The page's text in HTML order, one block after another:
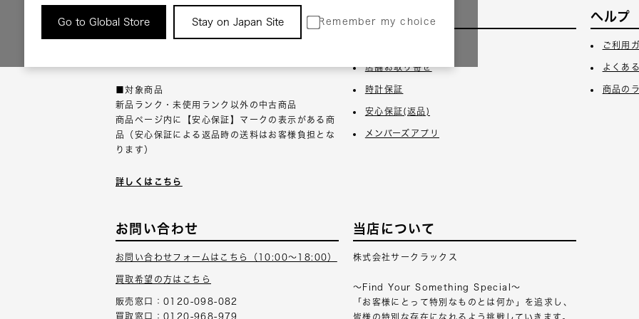
Go to Global Store Stay on Japan Site Remember my choice
返品について
■対象商品
新品ランク・未使用ランク以外の中古商品
商品ページ内に【安心保証】マークの表示がある商
品（安心保証による返品時の送料はお客様負担とな
ります）
詳しくはこちら
サービス
店舗お取り寄せ
時計保証
安心保証(返品)
メンバーズアプリ
ヘルプ
ご利用
よくあ
商品の
お問い合わせ
お問い合わせフォームはこちら（10:00～18:00）
買取希望の方はこちら
販売窓口：0120-098-082
買取窓口：0120-968-979
当店について
株式会社サークラックス
～Find Your Something Special～
「お客様にとって特別なものとは何か」を追求し、
皆様の特別な存在になれるよう挑戦していきます。